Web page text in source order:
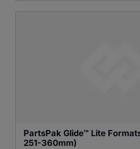
PartsPak Glide™ Lite
251-360mm)